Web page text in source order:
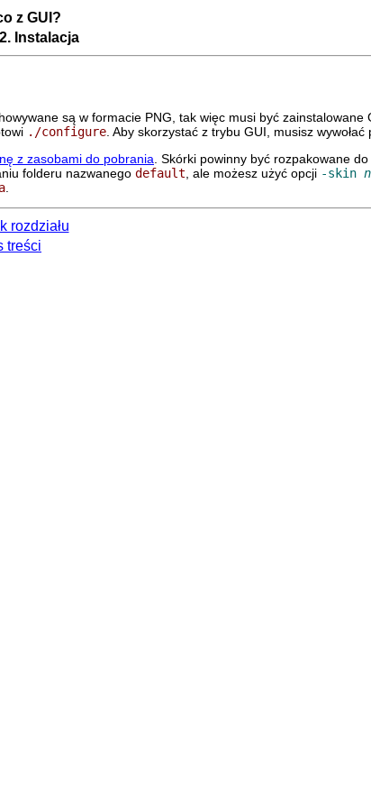
z GUI?
Instalacja
są w formacie PNG, tak więc musi być zainstalowane
./configure . Aby skorzystać z trybu GUI, musisz wywołać
z zasobami do pobrania . Skórki powinny być rozpakowane
folderu nazwanego default , ale możesz użyć opcji -skin
rozdziału
treści